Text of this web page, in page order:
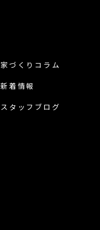
家づくりコラム
新着情報
スタッフブログ